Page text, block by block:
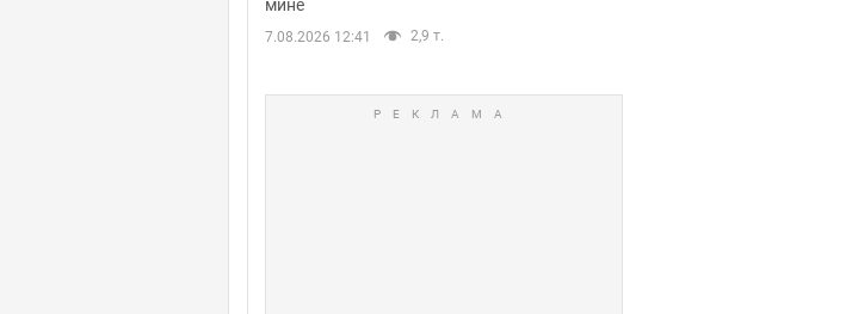
мине
7.08.2026 12:41 2,9 т.